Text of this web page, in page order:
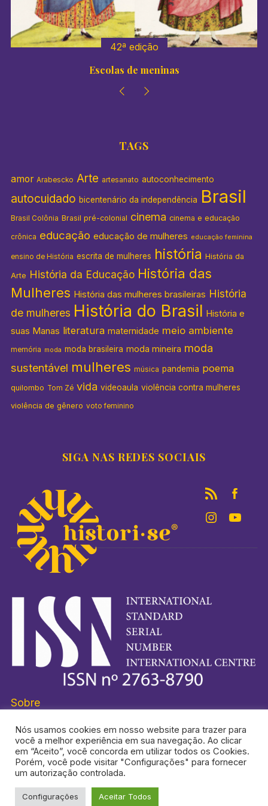
42ª edição
Escolas de meninas
TAGS
amor Arabescko Arte artesanato autoconhecimento
autocuidado bicentenário da independência Brasil
Brasil Colônia Brasil pré-colonial cinema cinema e educação
crônica educação educação de mulheres educação feminina
ensino de História escrita de mulheres história História da
Arte História da Educação História das
Mulheres História das mulheres brasileiras História
de mulheres História do Brasil História e
suas Manas literatura maternidade meio ambiente
memória moda moda brasileira moda mineira moda
sustentável mulheres música pandemia poema
quilombo Tom Zé vida videoaula violência contra mulheres
violência de gênero voto feminino
SIGA NAS REDES SOCIAIS
Sobre
HISTORI-SE® É UMA MARCA REGISTRADA.
TOPO DA PÁGINA
:
Nós usamos cookies em nosso website para trazer para
você a melhor experiência em sua navegação. Ao clicar
em “Aceito”, você concorda em utilizar todos os Cookies.
Porém, você pode visitar "Configurações" para fornecer
um autorização controlada.
Configurações Aceitar Todos